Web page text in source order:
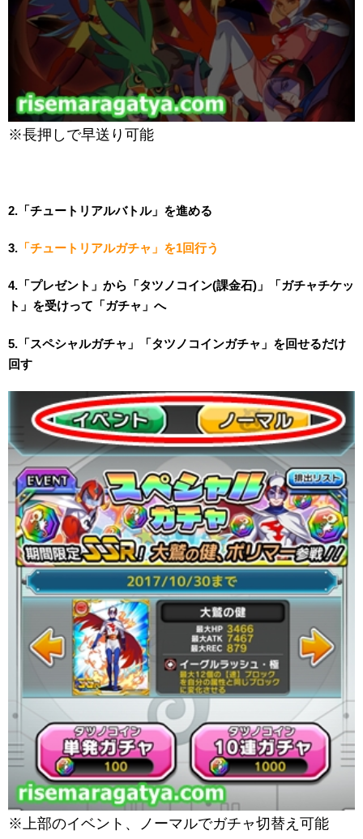
※長押しで早送り可能
2.「チュートリアルバトル」を進める
3. 「チュートリアルガチャ」を1回行う
4.「プレゼント」から「タツノコイン(課金石)」「ガチャチケッ
ト」を受けって「ガチャ」へ
5.「スペシャルガチャ」「タツノコインガチャ」を回せるだけ
回す
※上部のイベント、ノーマルでガチャ切替え可能